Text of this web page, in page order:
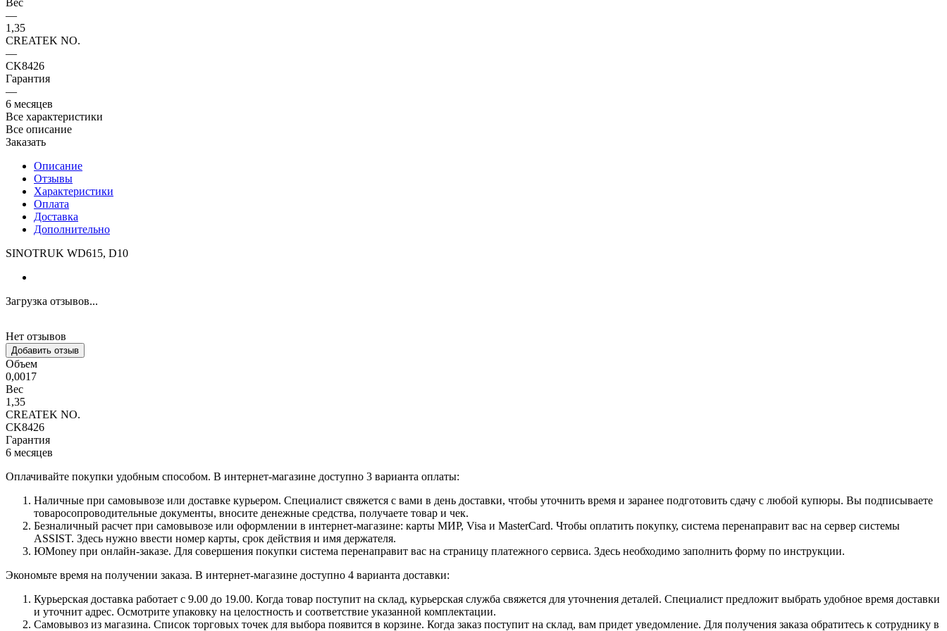
—
1,35
CREATEK NO.
—
CK8426
Гарантия
—
6 месяцев
Все характеристики
Все описание
Заказать
Описание
Отзывы
Характеристики
Оплата
Доставка
Дополнительно
SINOTRUK WD615, D10
Загрузка отзывов...
Нет отзывов
Добавить отзыв
Объем
0,0017
Вес
1,35
CREATEK NO.
CK8426
Гарантия
6 месяцев
Оплачивайте покупки удобным способом. В интернет-магазине доступно 3 варианта оплаты:
Наличные при самовывозе или доставке курьером. Специалист свяжется с вами в день доставки, чтобы уточнить время и заранее подготовить сдачу с любой купюры. Вы подписываете
товаросопроводительные документы, вносите денежные средства, получаете товар и чек.
Безналичный расчет при самовывозе или оформлении в интернет-магазине: карты МИР, Visa и MasterCard. Чтобы оплатить покупку, система перенаправит вас на сервер системы
ASSIST. Здесь нужно ввести номер карты, срок действия и имя держателя.
ЮMoney при онлайн-заказе. Для совершения покупки система перенаправит вас на страницу платежного сервиса. Здесь необходимо заполнить форму по инструкции.
Экономьте время на получении заказа. В интернет-магазине доступно 4 варианта доставки:
Курьерская доставка работает с 9.00 до 19.00. Когда товар поступит на склад, курьерская служба свяжется для уточнения деталей. Специалист предложит выбрать удобное время доставки
и уточнит адрес. Осмотрите упаковку на целостность и соответствие указанной комплектации.
Самовывоз из магазина. Список торговых точек для выбора появится в корзине. Когда заказ поступит на склад, вам придет уведомление. Для получения заказа обратитесь к сотруднику в